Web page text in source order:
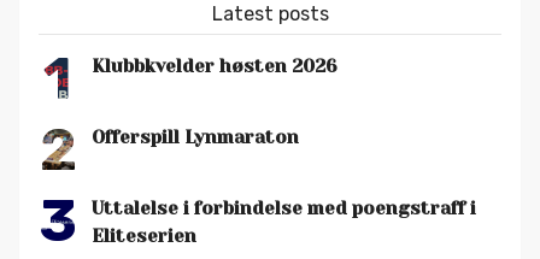
Latest posts
1 Klubbkvelder høsten 2026
2 Offerspill Lynmaraton
3
Uttalelse i forbindelse med poengstraff i
Eliteserien